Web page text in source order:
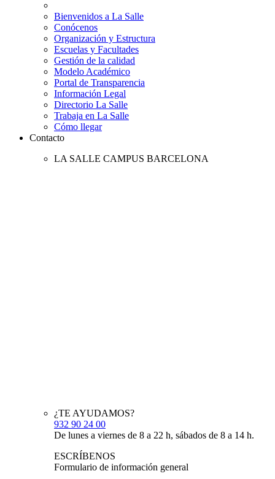
Bienvenidos a La Salle
Conócenos
Organización y Estructura
Escuelas y Facultades
Gestión de la calidad
Modelo Académico
Portal de Transparencia
Información Legal
Directorio La Salle
Trabaja en La Salle
Cómo llegar
Contacto
LA SALLE CAMPUS BARCELONA
¿TE AYUDAMOS?
932 90 24 00
De lunes a viernes de 8 a 22 h, sábados de 8 a 14 h.
ESCRÍBENOS
Formulario de información general